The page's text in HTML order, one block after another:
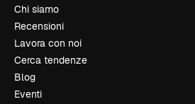
Chi siamo
Recensioni
Lavora con noi
Cerca tendenze
Blog
Eventi